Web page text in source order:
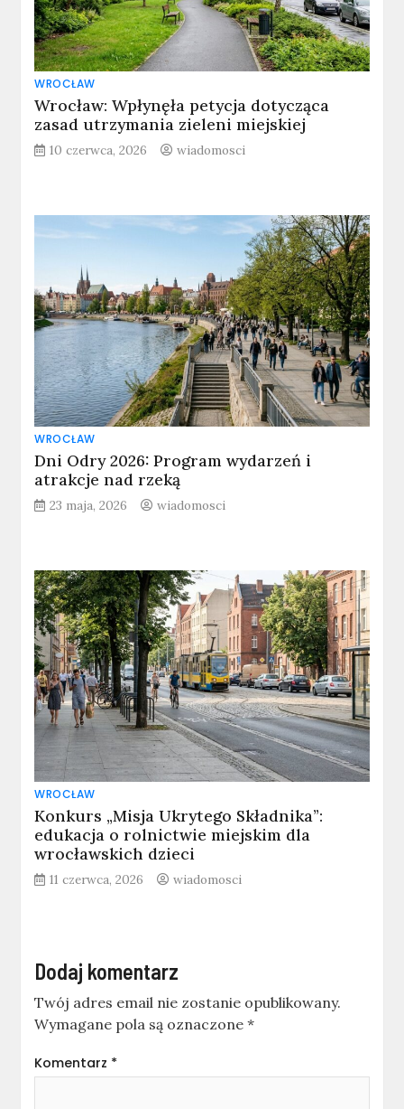
WROCŁAW
Wrocław: Wpłynęła petycja dotycząca
zasad utrzymania zieleni miejskiej
10 czerwca, 2026 wiadomosci
WROCŁAW
Dni Odry 2026: Program wydarzeń i
atrakcje nad rzeką
23 maja, 2026 wiadomosci
WROCŁAW
Konkurs „Misja Ukrytego Składnika”:
edukacja o rolnictwie miejskim dla
wrocławskich dzieci
11 czerwca, 2026 wiadomosci
Dodaj komentarz
Twój adres email nie zostanie opublikowany.
Wymagane pola są oznaczone*
Komentarz *